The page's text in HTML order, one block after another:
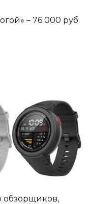
– 76 000 руб.
обзорщиков,